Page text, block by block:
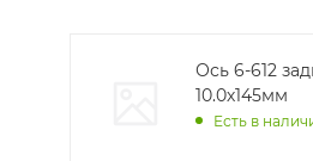
Ось 6-612
10.0х145мм
Есть в